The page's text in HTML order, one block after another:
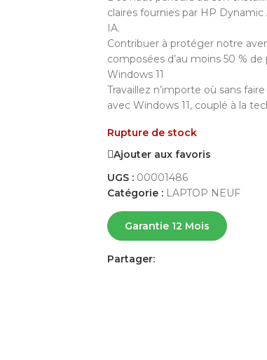
claires fournies par HP
IA.
Contribuer à protéger notre
composées d’au moins 50 %
Windows 11
Travaillez n’importe où sans
avec Windows 11, couplé à la
Rupture de stock
Ajouter aux favoris
UGS : 00001486
Catégorie : LAPTOP NEUF
Garantie 12 Mois
Partager: